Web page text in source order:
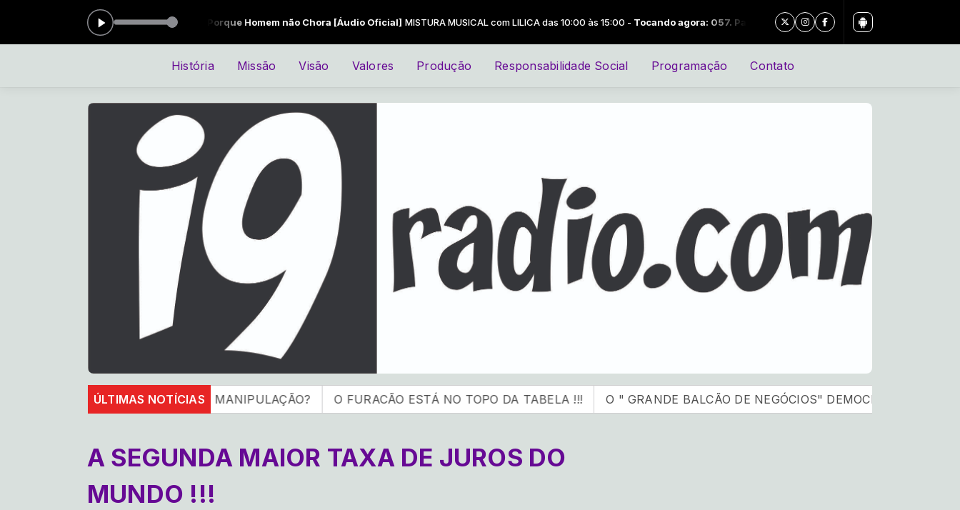
Tocando agora: 057. Pablo - Porque Homem não Chora [Áudio Oficial] MISTURA MUSICAL com LILICA das 10:00 às 15:00 -Tocando agora: 057. Pablo - Porque Homem não Chora [Áudio Oficial]
História Missão Visão Valores Produção Responsabilidade Social Programação Contato
ÚLTIMAS NOTÍCIAS
FOI UMA GRANDE MANIPULAÇÃO? O FURACÃO ESTÁ NO TOPO DA TABELA !!! O " GRANDE BALCÃO DE NEGÓCIOS" DEMOCRACIA S/A !
A SEGUNDA MAIOR TAXA DE JUROS DO
MUNDO !!!